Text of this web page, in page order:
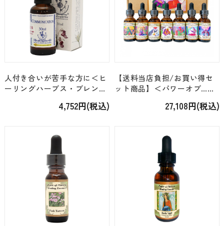
人付き合いが苦手な方に＜ヒ
ーリングハーブス・ブレンド
Communication」[30ml]
4,752円(税込)
【送料当店負担/お買い得セ
ット商品】＜パワーオブ…＞
ット全7本」 [各30ml]27,108円(税込)